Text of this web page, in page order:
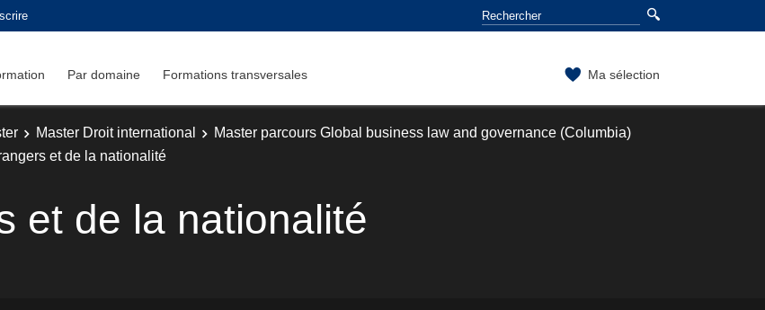
Par domaine Formations transversales Ma sélection
Master Droit international
Master parcours Global business law and governance (Columbia)
et de la nationalité
et de la nationalité